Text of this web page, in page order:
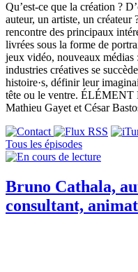
Qu’est-ce que la création ?
auteur, un artiste, un créateur
rencontre des principaux
livrées sous la forme de
jeux vidéo, nouveaux médias
industries créatives se
histoire·s, définir leur
tête ou le ventre.
Mathieu Gayet et César
Tous les épisodes
Bruno Cathala,
consultant,